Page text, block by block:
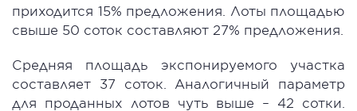
приходится 15% предложения. Лоты площадью
свыше 50 соток составляют 27% предложения.
Средняя площадь экспонируемого участка
составляет 37 соток. Аналогичный параметр
для проданных лотов чуть выше – 42 сотки.